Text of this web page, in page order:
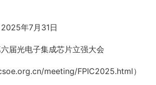
年7月31日
届光电子集成芯片立强大会
meeting/FPIC2025.html）